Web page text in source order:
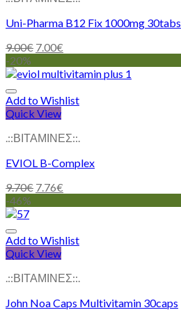
Uni-Pharma B12 Fix 1000mg 30tabs
9.00€ 7.00€
-20%
Add to Wishlist
Quick View
.::ΒΙΤΑΜΙΝΕΣ::.
EVIOL B-Complex
9.70€ 7.76€
-46%
Add to Wishlist
Quick View
.::ΒΙΤΑΜΙΝΕΣ::.
John Noa Caps Multivitamin 30caps